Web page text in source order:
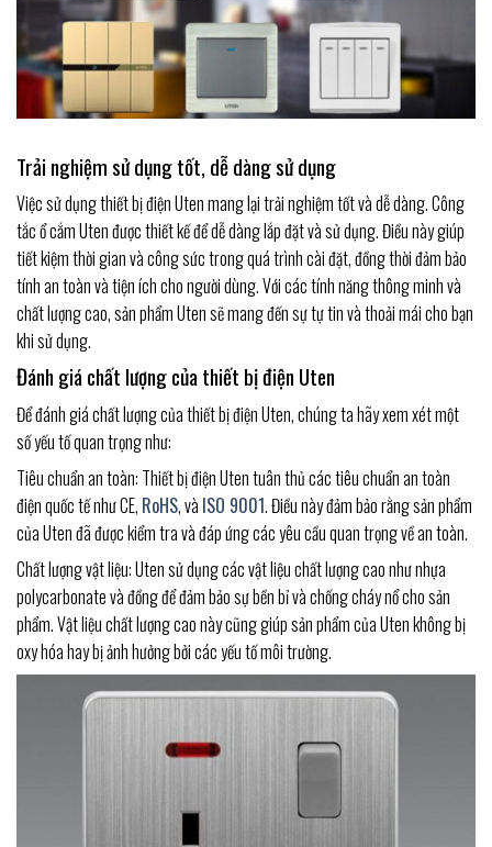
Trải nghiệm sử dụng tốt, dễ dàng sử dụng
Việc sử dụng thiết bị điện Uten mang lại trải nghiệm tốt và dễ dàng. Công
tắc ổ cắm Uten được thiết kế để dễ dàng lắp đặt và sử dụng. Điều này giúp
tiết kiệm thời gian và công sức trong quá trình cài đặt, đồng thời đảm bảo
tính an toàn và tiện ích cho người dùng. Với các tính năng thông minh và
chất lượng cao, sản phẩm Uten sẽ mang đến sự tự tin và thoải mái cho bạn
khi sử dụng.
Đánh giá chất lượng của thiết bị điện Uten
Để đánh giá chất lượng của thiết bị điện Uten, chúng ta hãy xem xét một
số yếu tố quan trọng như:
Tiêu chuẩn an toàn: Thiết bị điện Uten tuân thủ các tiêu chuẩn an toàn
điện quốc tế như CE, RoHS, và ISO 9001. Điều này đảm bảo rằng sản phẩm
của Uten đã được kiểm tra và đáp ứng các yêu cầu quan trọng về an toàn.
Chất lượng vật liệu: Uten sử dụng các vật liệu chất lượng cao như nhựa
polycarbonate và đồng để đảm bảo sự bền bỉ và chống cháy nổ cho sản
phẩm. Vật liệu chất lượng cao này cũng giúp sản phẩm của Uten không bị
oxy hóa hay bị ảnh hưởng bởi các yếu tố môi trường.